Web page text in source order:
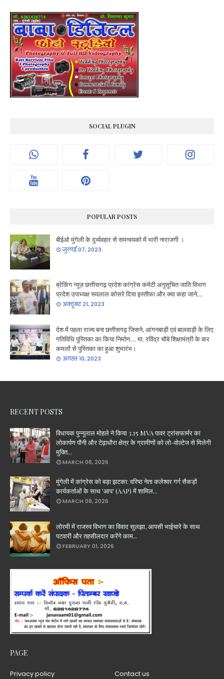
SOCIAL PLUGIN
POPULAR POSTS
बीईओ मुंगेली के दुर्व्यवहार से समन्वयको में भारी नाराजगी ।
जुलाई 07, 2023
ब्रेकिंग न्यूज़ छत्तीसगढ़ प्रदेश कांग्रेस कमेटी अनुसूचित जाति विभाग
प्रदेश उपाध्यक्ष रूपलाल कोसरे दिया इस्तीफा और क्या कहा जाने....
अक्टूबर 21, 2023
देश में पहला राज्य बना छत्तीसगढ़ जिसने, आंगनबाड़ी एवं बालवाड़ी के लिए
गतिविधि पुस्तिका का किया निर्माण.... मा. रविंद्र चौबे शिक्षामंत्री के कर
कमलों से पुस्तिका का हुआ शुभारंभ।
अगस्त 10, 2023
RECENT POSTS
विधायक पुन्नूलाल मोहले ने किया 3.15 MVA पावर ट्रांसफार्मर का
लोकार्पण पौनी और टेढ़ाधौरा क्षेत्र के ग्रामीणों को लो-वोल्टेज से मिलेगी
मुक्ति...
MARCH 08, 2026
मुंगेली में कांग्रेस को बड़ा झटका: वरिष्ठ नेता कलेश्वर गर्ग सैकड़ों
कार्यकर्ताओं के साथ 'आप' (AAP) में शामिल...
MARCH 08, 2026
लोरमी में राजस्व विभाग का विवाद सुलझा, आपसी भाईचारे के साथ
पटवारी और तहसीलदार करेंगे काम...
FEBRUARY 01, 2026
PAGE
Privacy policy Contact us